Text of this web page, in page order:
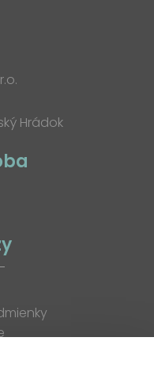
Hrádok